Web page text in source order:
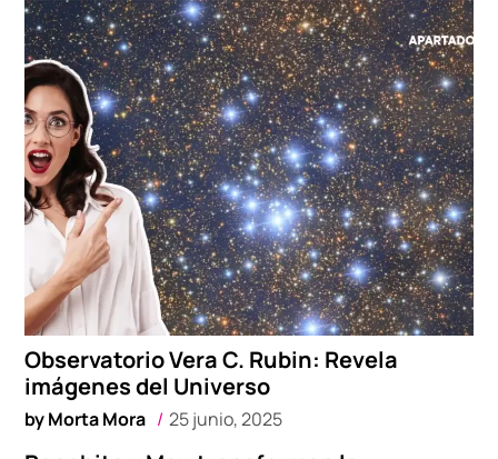
Observatorio Vera C. Rubin: Revela
imágenes del Universo
byMorta Mora 25 junio, 2025